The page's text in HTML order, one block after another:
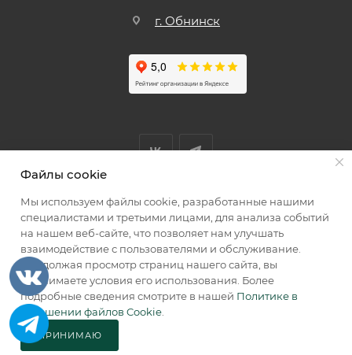
г. Обнинск
Мы принимаем к оплате
2026 © КИИК МАРКЕТ
Файлы cookie
Мы используем файлы cookie, разработанные нашими
специалистами и третьими лицами, для анализа событий
на нашем веб-сайте, что позволяет нам улучшать
взаимодействие с пользователями и обслуживание.
Продолжая просмотр страниц нашего сайта, вы
принимаете условия его использования. Более
подробные сведения смотрите в нашей Политике в
отношении файлов Cookie
ПРИНИМАЮ